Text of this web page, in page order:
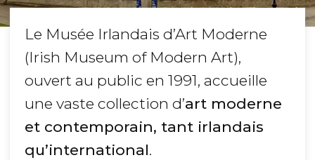
Le Musée Irlandais d’Art Moderne
(Irish Museum of Modern Art),
ouvert au public en 1991, accueille
une vaste collection d’art moderne
et contemporain, tant irlandais
qu’international.